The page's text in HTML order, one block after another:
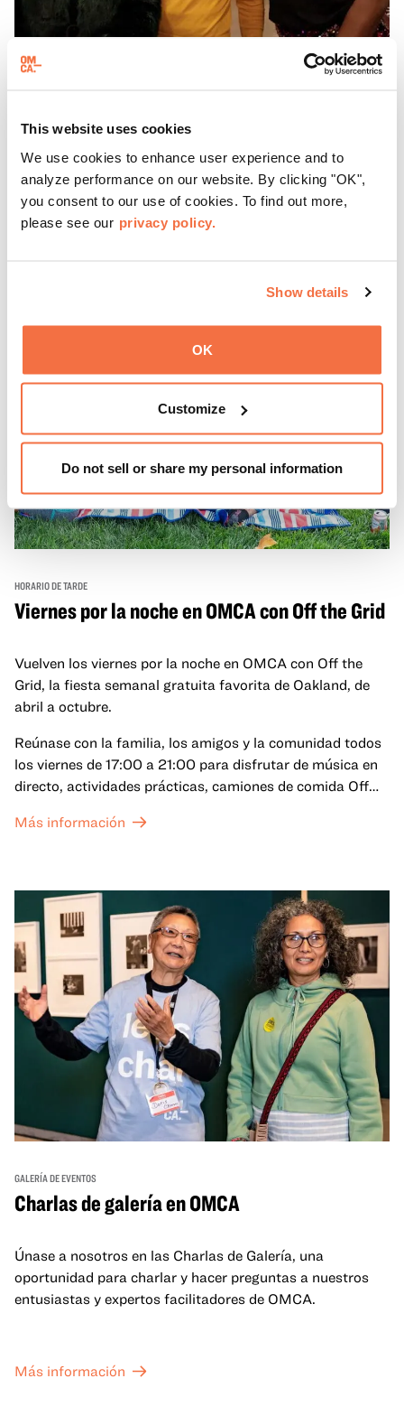
This website uses cookies
We use cookies to enhance user experience and to
analyze performance on our website. By clicking "OK",
you consent to our use of cookies. To find out more,
please see our privacy policy.
Show details
OK
Customize
Do not sell or share my personal information
HORARIO DE TARDE
Disfruta de ThursDates en el OMCA: tu cita semanal en el
museo, llena de cócteles, cultura y ambiente. Relájate en
el Town Fare Cafe, del chef Michele McQueen, donde
podrás disfrutar de bebidas y aperitivos con música de
Más información
HORARIO DE TARDE
Viernes por la noche en OMCA con Off the Grid
Vuelven los viernes por la noche en OMCA con Off the
Grid, la fiesta semanal gratuita favorita de Oakland, de
abril a octubre.
Reúnase con la familia, los amigos y la comunidad todos
los viernes de 17:00 a 21:00 para disfrutar de música en
directo, actividades prácticas, camiones de comida Off
exposiciones especiales, con una
Más información
GALERÍA DE EVENTOS
Charlas de galería en OMCA
Únase a nosotros en las Charlas de Galería, una
oportunidad para charlar y hacer preguntas a nuestros
entusiastas y expertos facilitadores de OMCA.
Más información